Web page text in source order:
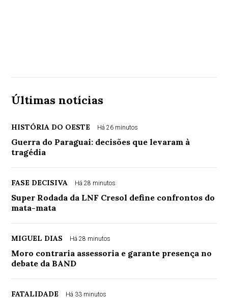
Últimas notícias
HISTÓRIA DO OESTE Há 26 minutos
Guerra do Paraguai: decisões que levaram à
tragédia
FASE DECISIVA Há 28 minutos
Super Rodada da LNF Cresol define confrontos do
mata-mata
MIGUEL DIAS Há 28 minutos
Moro contraria assessoria e garante presença no
debate da BAND
FATALIDADE Há 33 minutos